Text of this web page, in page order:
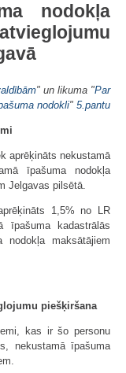
nodokļa
" un likuma "Par
nodokli" 5.pantu
aprēķināts nekustamā
īpašuma nodokļa
Jelgavas pilsētā.
1,5% no LR
īpašuma kadastrālās
nodokļa maksātājiem
piešķiršana
kas ir šo personu
nekustamā īpašuma